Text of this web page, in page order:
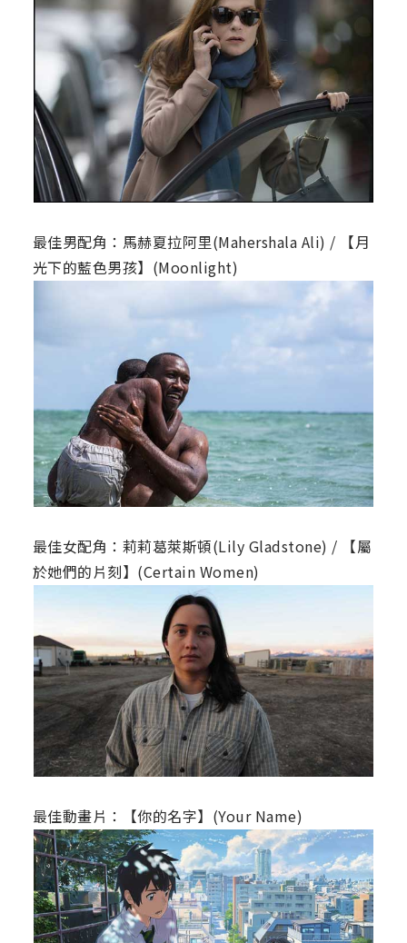
最佳男配角：馬赫夏拉阿里(Mahershala Ali) / 【月
光下的藍色男孩】(Moonlight)
最佳女配角：莉莉葛萊斯頓(Lily Gladstone) / 【屬
於她們的片刻】(Certain Women)
最佳動畫片：【你的名字】(Your Name)